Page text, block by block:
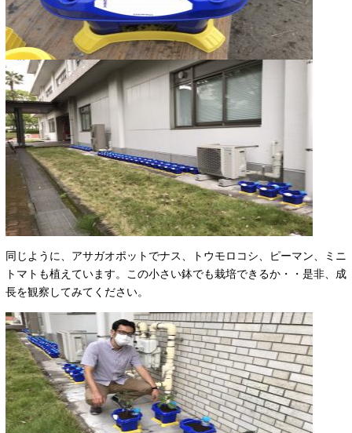
同じように、アサガオポットでナス、トウモロコシ、ピーマン、ミニ
トマトも植えています。この小さい鉢でも栽培できるか・・是非、成
長を観察してみてください。